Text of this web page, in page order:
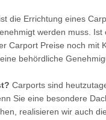
die Errichtung eines
werden muss. Ist
Carport Preise noch mit
behördliche
Carports sind
Sie eine besondere
realisieren wir auch